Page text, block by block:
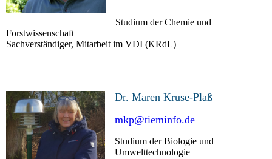
Studium der Chemie und
Forstwissenschaft
Sachverständiger, Mitarbeit im VDI (KRdL)
Dr. Maren Kruse-Plaß
mkp@tieminfo.de
Studium der Biologie und
Umwelttechnologie